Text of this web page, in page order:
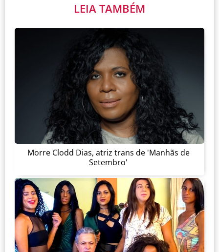
LEIA TAMBÉM
Morre Clodd Dias, atriz trans de 'Manhãs de
Setembro'